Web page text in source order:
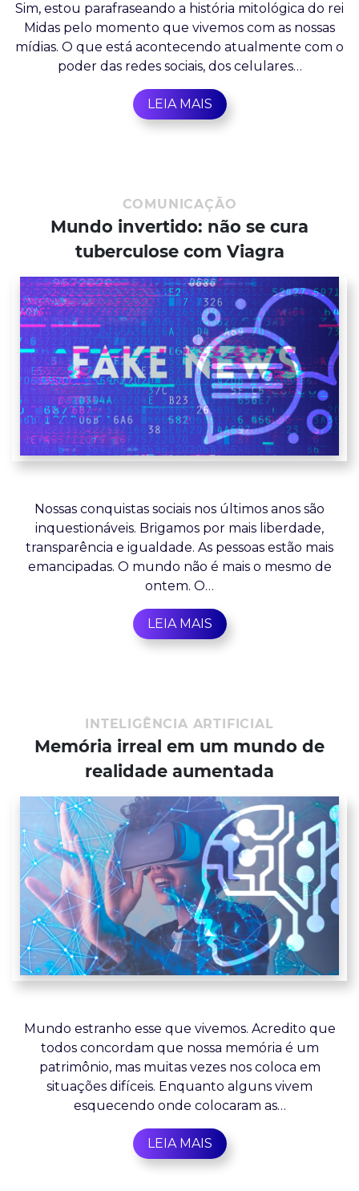
Sim, estou parafraseando a história mitológica do rei
Midas pelo momento que vivemos com as nossas
mídias. O que está acontecendo atualmente com o
poder das redes sociais, dos celulares…
LEIA MAIS
COMUNICAÇÃO
Mundo invertido: não se cura
tuberculose com Viagra
Nossas conquistas sociais nos últimos anos são
inquestionáveis. Brigamos por mais liberdade,
transparência e igualdade. As pessoas estão mais
emancipadas. O mundo não é mais o mesmo de
ontem. O…
LEIA MAIS
INTELIGÊNCIA ARTIFICIAL
Memória irreal em um mundo de
realidade aumentada
Mundo estranho esse que vivemos. Acredito que
todos concordam que nossa memória é um
patrimônio, mas muitas vezes nos coloca em
situações difíceis. Enquanto alguns vivem
esquecendo onde colocaram as…
LEIA MAIS